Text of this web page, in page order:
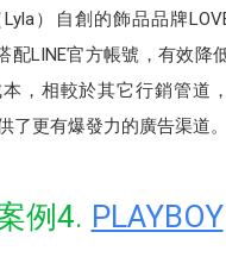
）自創的飾品品牌
配LINE官方帳號，有效降
，相較於其它行銷管道
了更有爆發力的廣告渠道。
例4. PLAYBOY